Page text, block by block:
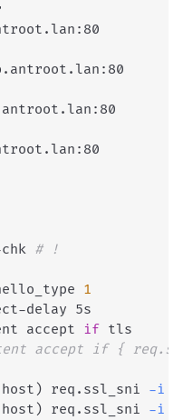
# !
1
delay 5s
accept
if tls
accept if {
host ) req.ssl_sni -i
host ) req.ssl_sni -i